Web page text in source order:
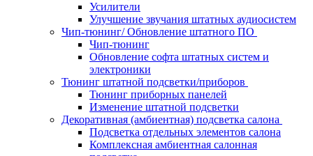
Усилители
Улучшение звучания штатных аудиосистем
Чип-тюнинг/ Обновление штатного ПО
Чип-тюнинг
Обновление софта штатных систем и
электроники
Тюнинг штатной подсветки/приборов
Тюнинг приборных панелей
Изменение штатной подсветки
Декоративная (амбиентная) подсветка салона
Подсветка отдельных элементов салона
Комплексная амбиентная салонная